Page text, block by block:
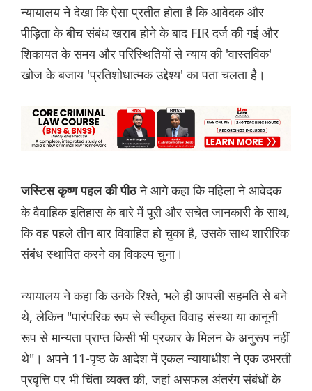
न्यायालय ने देखा कि ऐसा प्रतीत होता है कि आवेदक और
पीड़िता के बीच संबंध खराब होने के बाद FIR दर्ज की गई और
शिकायत के समय और परिस्थितियों से न्याय की 'वास्तविक'
खोज के बजाय 'प्रतिशोधात्मक उद्देश्य' का पता चलता है।
जस्टिस कृष्ण पहल की पीठने आगे कहा कि महिला ने आवेदक
के वैवाहिक इतिहास के बारे में पूरी और सचेत जानकारी के साथ,
कि वह पहले तीन बार विवाहित हो चुका है, उसके साथ शारीरिक
संबंध स्थापित करने का विकल्प चुना।
न्यायालय ने कहा कि उनके रिश्ते, भले ही आपसी सहमति से बने
थे, लेकिन "पारंपरिक रूप से स्वीकृत विवाह संस्था या कानूनी
रूप से मान्यता प्राप्त किसी भी प्रकार के मिलन के अनुरूप नहीं
थे"। अपने 11-पृष्ठ के आदेश में एकल न्यायाधीश ने एक उभरती
प्रवृत्ति पर भी चिंता व्यक्त की, जहां असफल अंतरंग संबंधों के